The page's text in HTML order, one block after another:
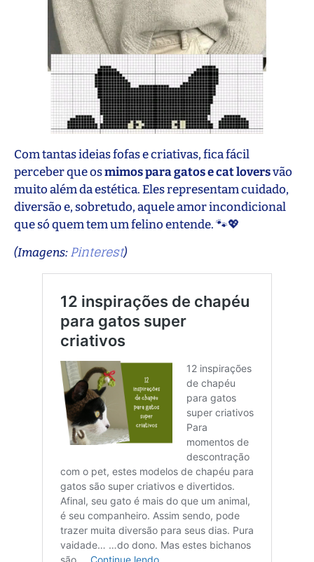
Com tantas ideias fofas e criativas, fica fácil
perceber que osmimos para gatos e cat loversvão
muito além da estética. Eles representam cuidado,
diversão e, sobretudo, aquele amor incondicional
que só quem tem um felino entende. 🐾💖
(Imagens:Pinterest)